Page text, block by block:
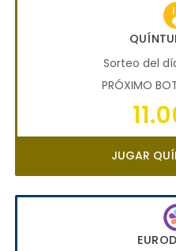
Sorteo del
PRÓXIMO
JUGAR